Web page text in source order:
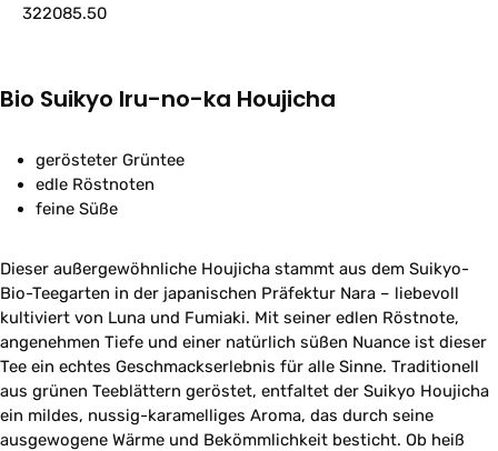
322085.50
Bio Suikyo Iru-no-ka Houjicha
gerösteter Grüntee
edle Röstnoten
feine Süße
Dieser außergewöhnliche Houjicha stammt aus dem Suikyo-
Bio-Teegarten in der japanischen Präfektur Nara – liebevoll
kultiviert von Luna und Fumiaki. Mit seiner edlen Röstnote,
angenehmen Tiefe und einer natürlich süßen Nuance ist dieser
Tee ein echtes Geschmackserlebnis für alle Sinne. Traditionell
aus grünen Teeblättern geröstet, entfaltet der Suikyo Houjicha
ein mildes, nussig-karamelliges Aroma, das durch seine
ausgewogene Wärme und Bekömmlichkeit besticht. Ob heiß